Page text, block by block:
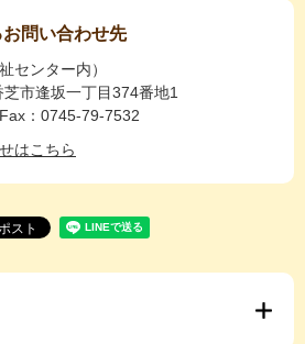
問い合わせ先
センター内
市逢坂一丁目374番地1
Fax：0745-79-7532
はこちら